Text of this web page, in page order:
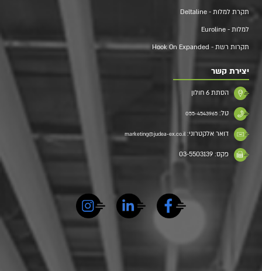
תקרת למלות - Deltaline
למלות - Euroline
תקרות רשת - Hook On Expanded
יצירת קשר
הסתת 6 חולון
טל: 055-4543965
דואר אלקטרוני: marketing@judea-ex.co.il
פקס: 03-5503139